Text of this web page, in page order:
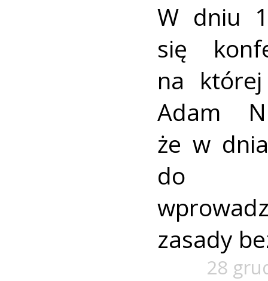
W dniu
się
na
Adam
że w
do
zasady
28